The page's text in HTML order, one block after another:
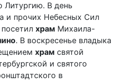
Литургию. В день
и прочих Небесных Сил
посетил храм Михаила-
. В воскресенье владыка
храм святой
и святого
в